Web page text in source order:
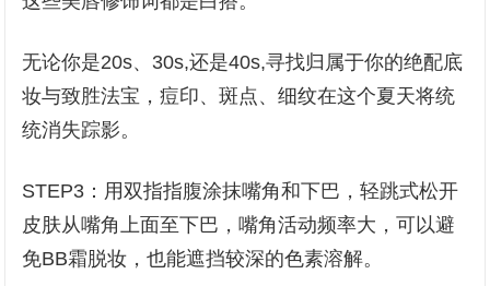
无论你是20s、30s,还是40s,寻找归属于你的绝配底
妆与致胜法宝，痘印、斑点、细纹在这个夏天将统
统消失踪影。
STEP3：用双指指腹涂抹嘴角和下巴，轻跳式松开
皮肤从嘴角上面至下巴，嘴角活动频率大，可以避
免BB霜脱妆，也能遮挡较深的色素溶解。